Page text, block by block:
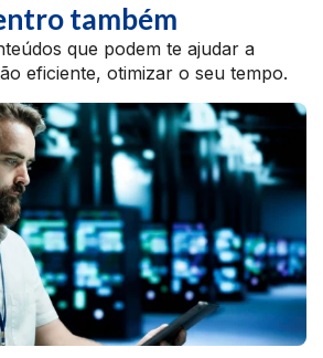
também
que podem te ajudar a
eficiente, otimizar o seu tempo.